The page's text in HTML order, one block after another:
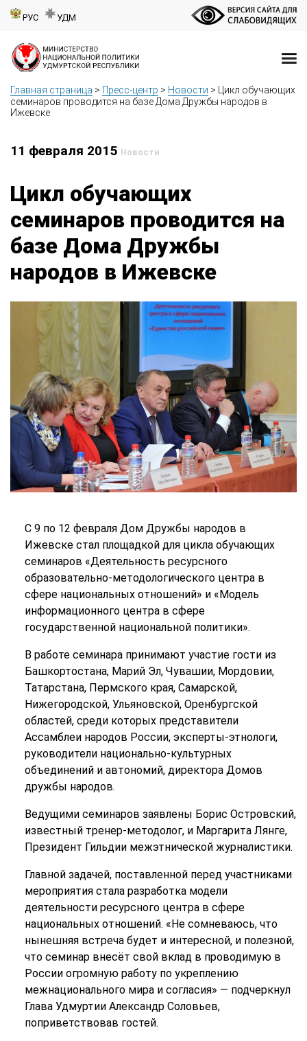
РУС УДМ
Главная страница > Пресс-центр > Новости > Цикл обучающих
семинаров проводится на базе Дома Дружбы народов в
Ижевске
11 февраля 2015 Новости
Цикл обучающих
семинаров проводится на
базе Дома Дружбы
народов в Ижевске
С 9 по 12 февраля Дом Дружбы народов в
Ижевске стал площадкой для цикла обучающих
семинаров «Деятельность ресурсного
образовательно-методологического центра в
сфере национальных отношений» и «Модель
информационного центра в сфере
государственной национальной политики».
В работе семинара принимают участие гости из
Башкортостана, Марий Эл, Чувашии, Мордовии,
Татарстана, Пермского края, Самарской,
Нижегородской, Ульяновской, Оренбургской
областей, среди которых представители
Ассамблеи народов России, эксперты-этнологи,
руководители национально-культурных
объединений и автономий, директора Домов
дружбы народов.
Ведущими семинаров заявлены Борис Островский,
известный тренер-методолог, и Маргарита Лянге,
Президент Гильдии межэтнической журналистики.
Главной задачей, поставленной перед участниками
мероприятия стала разработка модели
деятельности ресурсного центра в сфере
национальных отношений. «Не сомневаюсь, что
нынешняя встреча будет и интересной, и полезной,
что семинар внесёт свой вклад в проводимую в
России огромную работу по укреплению
межнационального мира и согласия» — подчеркнул
Глава Удмуртии Александр Соловьев,
поприветствовав гостей.